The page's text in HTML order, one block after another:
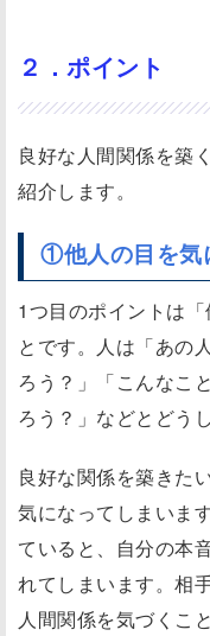
を
気
に
し
い
②
相
手
の
良
と
こ
ろ
を
見
２．ポイント
良好な人間関係を築
紹介します。
①他人の目を気
1つ目のポイントは
とです。人は「あの
ろう？」「こんなこ
ろう？」などとどう
良好な関係を築きた
気になってしまいま
ていると、自分の本
れてしまいます。相
人間関係を気づくこ